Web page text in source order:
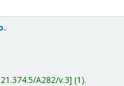
A282/v.3 (1).